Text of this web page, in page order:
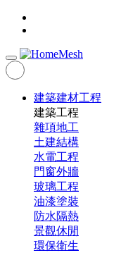
建築建材工程
建築工程
雜項地工
土建結構
水電工程
門窗外牆
玻璃工程
油漆塗裝
防水隔熱
景觀休閒
環保衛生